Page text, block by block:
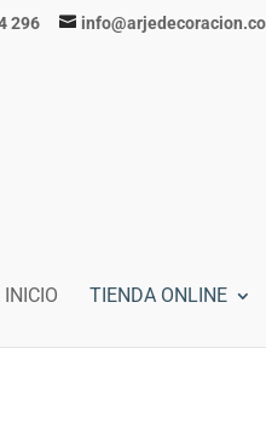
296
INICIO TIENDA ONLINE